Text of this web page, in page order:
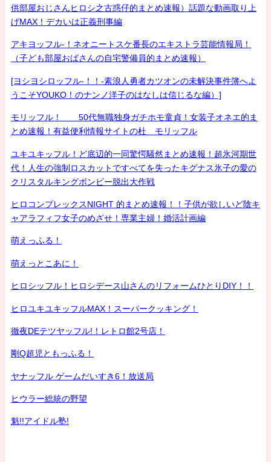
供部屋おじさんヒロシ之古惑仔的まとめ速報）話題な動画取り上
げMAX！デカいは正義刑事編
アキヨッフル-！ネオニートスケ番長のエキストラ芸能情報局！
（子ども部屋おばさんの自宅警備員的まとめ速報）
[ヨシヨシロッフル-！！-素浪人勇者カツオンの未解決事件簿へよ
うこそYOUKO！のナンノ洋子のはなしは信じるな編）]
モリッフル！ 50代無職独身ガチホモ童貞！女装子オネエ的ま
とめ速報！有益便利情報サイトの杜 モリッフル
ユキユキッフル！ど底辺的一同驚愕騒然まとめ速報！超氷河期世
代！人生の強制ロスカットですべてを失ったキグナス氷子の愛の
クリスタルキングボンビー脱出大作戦
ヒロコンプレックスNIGHT 的まとめ速報！！子供が欲しいど陰キ
ャアラフィフ女子のめざせ！専業主婦！婚活計画編
萌えっふる！
萌えっとこあに！
ヒロシッフル！ヒロシデース山さんのリフォームひとりDIY！！
ヒロユキユキッフルMAX！スーパークッキング！
徹夜DEテツヤッフル!！レトロ館2号店！
剛Q超児ともっふる！
ヤナッフル ゲームだいすき6！放送局
ヒウラー総統の野望
魁!!アイドル塾!